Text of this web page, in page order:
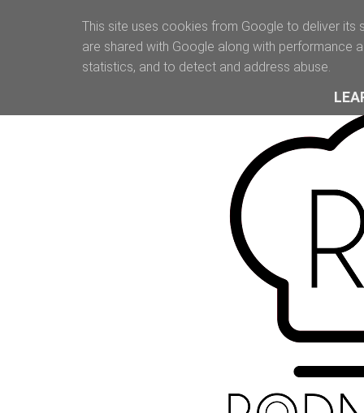
This site uses cookies from Google to deliver its
are shared with Google along with performance
statistics, and to detect and address abuse.